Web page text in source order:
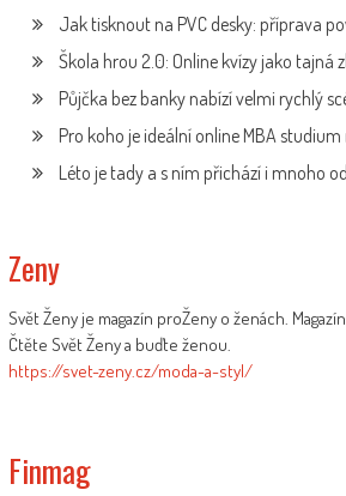
Jak tisknout na PVC desky: příprava
Škola hrou 2.0: Online kvízy jako tajná
Půjčka bez banky nabízí velmi rychlý
Pro koho je ideální online MBA
Léto je tady a s ním přichází i mnoho
Zeny
Svět Ženy je magazín proŽeny o ženách.
Čtěte Svět Ženy a buďte ženou.
https://svet-zeny.cz/moda-a-styl/
Finmag